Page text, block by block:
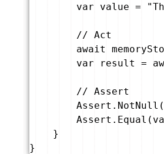
var value = "This
// Act
await
var result = await
// Assert
}
}